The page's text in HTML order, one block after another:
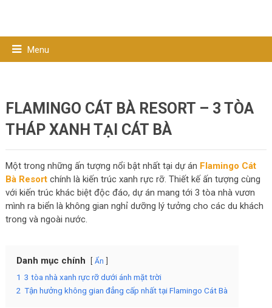
Menu
FLAMINGO CÁT BÀ RESORT – 3 TÒA
THÁP XANH TẠI CÁT BÀ
Một trong những ấn tượng nổi bật nhất tại dự án Flamingo Cát
Bà Resortchính là kiến trúc xanh rực rỡ. Thiết kế ấn tượng cùng
với kiến trúc khác biệt độc đáo, dự án mang tới 3 tòa nhà vươn
mình ra biển là không gian nghỉ dưỡng lý tưởng cho các du khách
trong và ngoài nước.
Danh mục chính Ẩn
1 3 tòa nhà xanh rực rỡ dưới ánh mặt trời
2 Tận hưởng không gian đẳng cấp nhất tại Flamingo Cát Bà